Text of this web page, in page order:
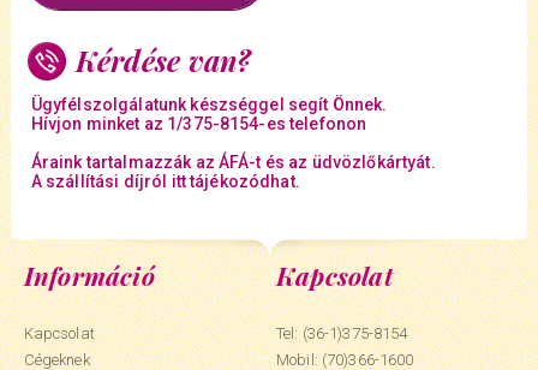
Kérdése van?
Ügyfélszolgálatunk készséggel segít Önnek.
Hívjon minket az 1/375-8154-es telefonon
Áraink tartalmazzák az ÁFÁ-t és az üdvözlőkártyát.
A szállítási díjról itt tájékozódhat.
Információ
Kapcsolat
Cégeknek
Kapcsolat
Tel: (36-1)375-8154
Mobil:(70)366-1600